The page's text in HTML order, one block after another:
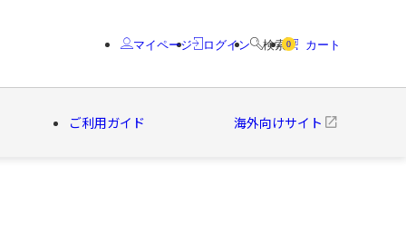
マイページ ログイン 検索 0 カート
ご利用ガイド 海外向けサイト